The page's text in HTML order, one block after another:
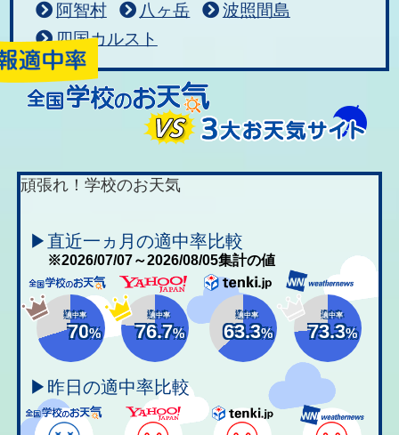
阿智村
八ヶ岳
波照間島
四国カルスト
頑張れ！学校のお天気
▶直近一ヵ月の適中率比較
※2026/07/07～2026/08/05集計の値
適中率
70%
適中率
76.7%
適中率
63.3%
適中率
73.3%
▶昨日の適中率比較